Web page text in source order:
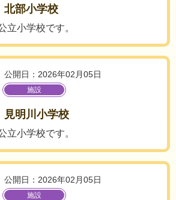
北部小学校
立小学校です。
公開日：2026年02月05日
施設
見明川小学校
立小学校です。
公開日：2026年02月05日
施設